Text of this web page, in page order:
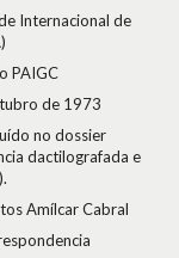
Internacional de
PAIGC
de 1973
no dossier
dactilografada e
Amílcar Cabral